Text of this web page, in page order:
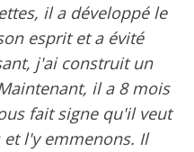
il a développé le
esprit et a évité
j'ai construit un
il a 8 mois
fait signe qu'il veut
l'y emmenons. Il